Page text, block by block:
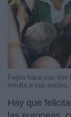
Feijóo hace con
insulta a sus socios,
Hay que